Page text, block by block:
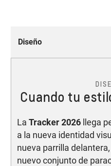
Diseño
Cuando tu
La Tracker 2026llega
a la nueva identidad
nueva parrilla
nuevo conjunto de